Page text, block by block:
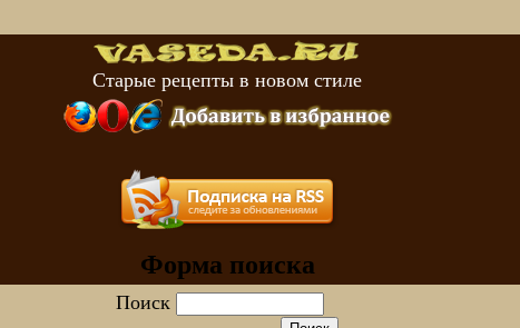
Старые рецепты в новом стиле
Форма поиска
Поиск